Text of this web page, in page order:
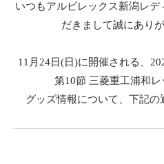
いつもアルビレックス新潟レ
だきまして誠にあり
11月24日(日)に開催される、
第10節 三菱重工浦和
グッズ情報について、下記の